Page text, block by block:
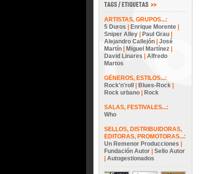
ARTISTAS, GRUPOS...:
5 Duros
Enrique Morente
Sniper Alley
Paul Grau
Alejandro Callejón
José
Martín
Miguel Martínez
David Linares
Alfredo
Martos
GÉNEROS, ESTILOS...:
Rock'n'roll
Blues-Rock
Rock urbano
Rock
SALAS, FESTIVALES...:
Who
SELLOS, DISTRIBUIDORAS,
EDITORAS, PROMOTORAS...:
Un Remenor Producciones
Fundación Autor
Sello Autor
Autogestionados